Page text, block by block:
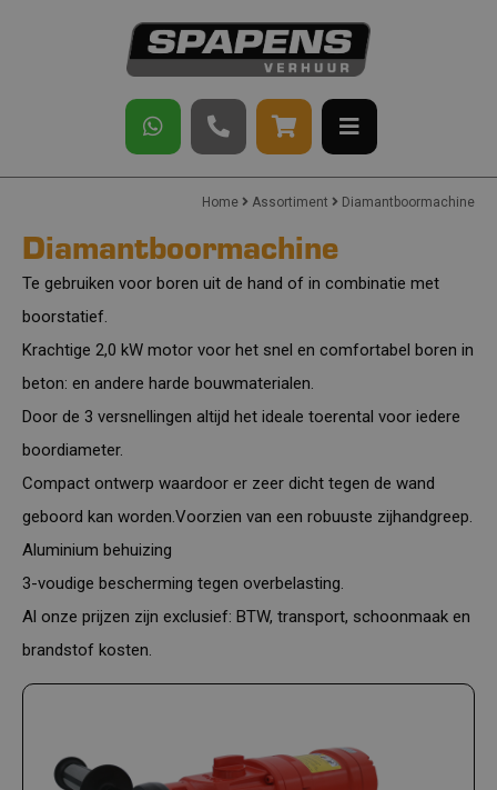
Home Assortiment Diamantboormachine
Diamantboormachine
Te gebruiken voor boren uit de hand of in combinatie met
boorstatief.
Krachtige 2,0 kW motor voor het snel en comfortabel boren in
beton: en andere harde bouwmaterialen.
Door de 3 versnellingen altijd het ideale toerental voor iedere
boordiameter.
Compact ontwerp waardoor er zeer dicht tegen de wand
geboord kan worden.Voorzien van een robuuste zijhandgreep.
Aluminium behuizing
3-voudige bescherming tegen overbelasting.
Al onze prijzen zijn exclusief: BTW, transport, schoonmaak en
brandstof kosten.